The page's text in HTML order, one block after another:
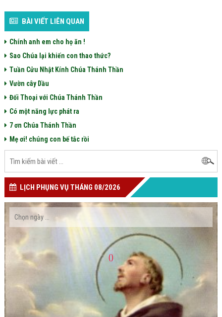
BÀI VIẾT LIÊN QUAN
Chính anh em cho họ ăn !
Sao Chúa lại khiến con thao thức?
Tuần Cửu Nhật Kính Chúa Thánh Thần
Vườn cây Dầu
Đối Thoại với Chúa Thánh Thần
Có một năng lực phát ra
7 ơn Chúa Thánh Thần
Mẹ ơi! chúng con bế tắc rồi
LỊCH PHỤNG VỤ THÁNG 08/2026
()